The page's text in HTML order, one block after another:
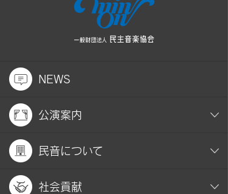
NEWS
公演案内
民音について
社会貢献